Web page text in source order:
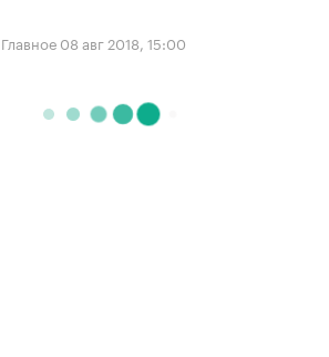
Главное 08 авг 2018, 15:00